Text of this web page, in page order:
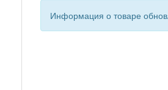
Информация о товаре